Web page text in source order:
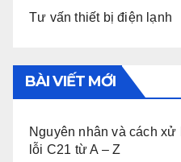
Tư vấn thiết bị điện lạnh
BÀI VIẾT MỚI
Nguyên nhân và cách
lỗi C21 từ A – Z